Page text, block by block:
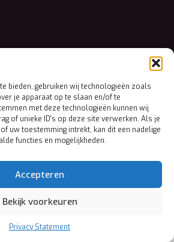
bieden, gebruiken wij technologieën zoals
je apparaat op te slaan en/of te
met deze technologieën kunnen wij
of unieke ID's op deze site verwerken. Als je
uw toestemming intrekt, kan dit een nadelige
functies en mogelijkheden.
Accepteren
Bekijk voorkeuren
Privacy Statement